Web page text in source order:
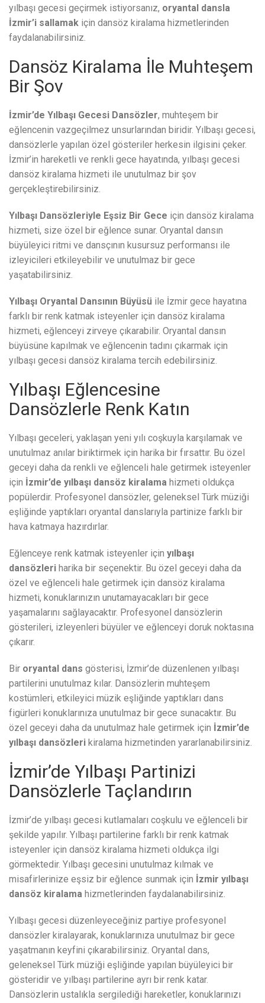
yılbaşı gecesi geçirmek istiyorsanız, oryantal dansla
İzmir’i sallamak için dansöz kiralama hizmetlerinden
faydalanabilirsiniz.
Dansöz Kiralama İle Muhteşem
Bir Şov
İzmir’de Yılbaşı Gecesi Dansözler, muhteşem bir
eğlencenin vazgeçilmez unsurlarından biridir. Yılbaşı gecesi,
dansözlerle yapılan özel gösteriler herkesin ilgisini çeker.
İzmir’in hareketli ve renkli gece hayatında, yılbaşı gecesi
dansöz kiralama hizmeti ile unutulmaz bir şov
gerçekleştirebilirsiniz.
Yılbaşı Dansözleriyle Eşsiz Bir Gece için dansöz kiralama
hizmeti, size özel bir eğlence sunar. Oryantal dansın
büyüleyici ritmi ve dansçının kusursuz performansı ile
izleyicileri etkileyebilir ve unutulmaz bir gece
yaşatabilirsiniz.
Yılbaşı Oryantal Dansının Büyüsü ile İzmir gece hayatına
farklı bir renk katmak isteyenler için dansöz kiralama
hizmeti, eğlenceyi zirveye çıkarabilir. Oryantal dansın
büyüsüne kapılmak ve eğlencenin tadını çıkarmak için
yılbaşı gecesi dansöz kiralama tercih edebilirsiniz.
Yılbaşı Eğlencesine
Dansözlerle Renk Katın
Yılbaşı geceleri, yaklaşan yeni yılı coşkuyla karşılamak ve
unutulmaz anılar biriktirmek için harika bir fırsattır. Bu özel
geceyi daha da renkli ve eğlenceli hale getirmek isteyenler
için İzmir’de yılbaşı dansöz kiralama hizmeti oldukça
popülerdir. Profesyonel dansözler, geleneksel Türk müziği
eşliğinde yaptıkları oryantal danslarıyla partinize farklı bir
hava katmaya hazırdırlar.
Eğlenceye renk katmak isteyenler için yılbaşı
dansözleri harika bir seçenektir. Bu özel geceyi daha da
özel ve eğlenceli hale getirmek için dansöz kiralama
hizmeti, konuklarınızın unutamayacakları bir gece
yaşamalarını sağlayacaktır. Profesyonel dansözlerin
gösterileri, izleyenleri büyüler ve eğlenceyi doruk noktasına
çıkarır.
Bir oryantal dans gösterisi, İzmir’de düzenlenen yılbaşı
partilerini unutulmaz kılar. Dansözlerin muhteşem
kostümleri, etkileyici müzik eşliğinde yaptıkları dans
figürleri konuklarınıza unutulmaz bir gece sunacaktır. Bu
özel geceyi daha da unutulmaz hale getirmek için İzmir’de
yılbaşı dansözleri kiralama hizmetinden yararlanabilirsiniz.
İzmir’de Yılbaşı Partinizi
Dansözlerle Taçlandırın
İzmir’de yılbaşı gecesi kutlamaları coşkulu ve eğlenceli bir
şekilde yapılır. Yılbaşı partilerine farklı bir renk katmak
isteyenler için dansöz kiralama hizmeti oldukça ilgi
görmektedir. Yılbaşı gecesini unutulmaz kılmak ve
misafirlerinize eşsiz bir eğlence sunmak için İzmir yılbaşı
dansöz kiralama hizmetlerinden faydalanabilirsiniz.
Yılbaşı gecesi düzenleyeceğiniz partiye profesyonel
dansözler kiralayarak, konuklarınıza unutulmaz bir gece
yaşatmanın keyfini çıkarabilirsiniz. Oryantal dans,
geleneksel Türk müziği eşliğinde yapılan büyüleyici bir
gösteridir ve yılbaşı partilerine ayrı bir renk katar.
Dansözlerin ustalıkla sergilediği hareketler, konuklarınızı